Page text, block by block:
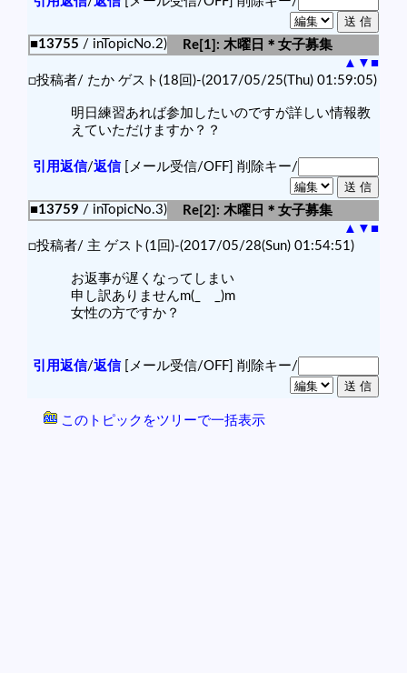
■13755 / inTopicNo.2)
Re[1]: 木曜日＊女子募集
▲ ▼ ■
□投稿者/ たか ゲスト(18回)-(2017/05/25(Thu) 01:59:05)
明日練習あれば参加したいのですが詳しい情報教
えていただけますか？？
引用返信/返信[メール受信/OFF] 削除キー/
■13759 / inTopicNo.3)
Re[2]: 木曜日＊女子募集
▲ ▼ ■
□投稿者/ 主 ゲスト(1回)-(2017/05/28(Sun) 01:54:51)
お返事が遅くなってしまい
申し訳ありませんm(_ _)m
女性の方ですか？
引用返信/返信[メール受信/OFF] 削除キー/
このトピックをツリーで一括表示